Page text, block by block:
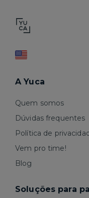
A Yuca
Quem somos
Dúvidas frequentes
Política de
Vem pro time!
Blog
Soluções para